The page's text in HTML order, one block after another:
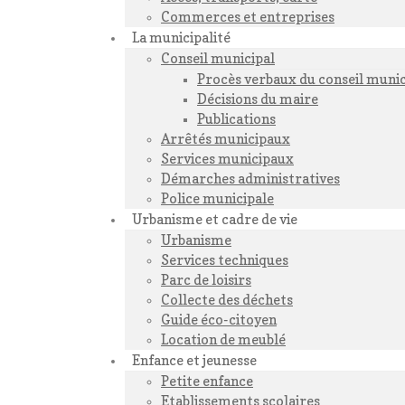
Commerces et entreprises
La municipalité
Conseil municipal
Procès verbaux du conseil
Décisions du maire
Publications
Arrêtés municipaux
Services municipaux
Démarches administratives
Police municipale
Urbanisme et cadre de vie
Urbanisme
Services techniques
Parc de loisirs
Collecte des déchets
Guide éco-citoyen
Location de meublé
Enfance et jeunesse
Petite enfance
Etablissements scolaires